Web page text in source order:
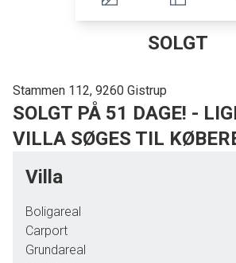
SOLGT
Stammen 112, 9260 Gistrup
SOLGT PÅ 51 DAGE! -
VILLA SØGES TIL
Velkommen til Stammen i hyggelige Gistrup, hvor
ungerne trygge rammer at vokse op i, og med
vuggestue, børnehave og sportsaktiviteter, er der
Villa
Boligareal
Carport
Grundareal